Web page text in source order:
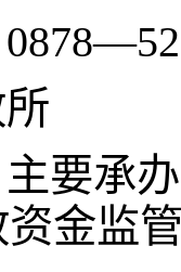
所
要承
金监